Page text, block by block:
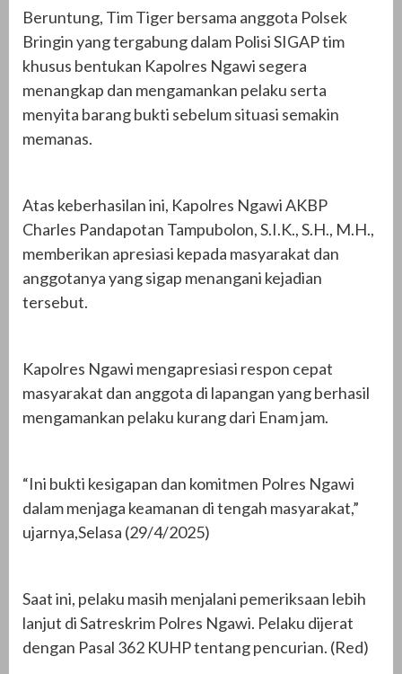
Beruntung, Tim Tiger bersama anggota Polsek
Bringin yang tergabung dalam Polisi SIGAP tim
khusus bentukan Kapolres Ngawi segera
menangkap dan mengamankan pelaku serta
menyita barang bukti sebelum situasi semakin
memanas.
Atas keberhasilan ini, Kapolres Ngawi AKBP
Charles Pandapotan Tampubolon, S.I.K., S.H., M.H.,
memberikan apresiasi kepada masyarakat dan
anggotanya yang sigap menangani kejadian
tersebut.
Kapolres Ngawi mengapresiasi respon cepat
masyarakat dan anggota di lapangan yang berhasil
mengamankan pelaku kurang dari Enam jam.
“Ini bukti kesigapan dan komitmen Polres Ngawi
dalam menjaga keamanan di tengah masyarakat,”
ujarnya,Selasa (29/4/2025)
Saat ini, pelaku masih menjalani pemeriksaan lebih
lanjut di Satreskrim Polres Ngawi. Pelaku dijerat
dengan Pasal 362 KUHP tentang pencurian. (Red)